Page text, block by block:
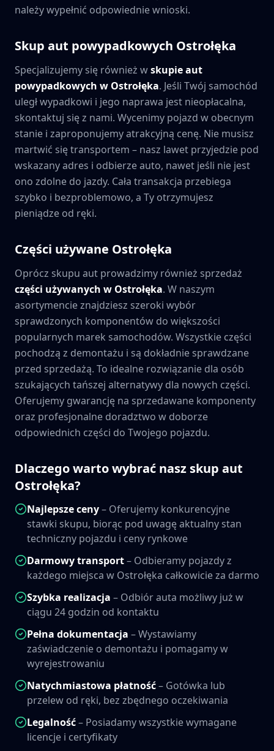
należy wypełnić odpowiednie wnioski.
Skup aut powypadkowych Ostrołęka
Specjalizujemy się również wskupie aut
powypadkowych w Ostrołęka. Jeśli Twój samochód
uległ wypadkowi i jego naprawa jest nieopłacalna,
skontaktuj się z nami. Wycenimy pojazd w obecnym
stanie i zaproponujemy atrakcyjną cenę. Nie musisz
martwić się transportem – nasz lawet przyjedzie pod
wskazany adres i odbierze auto, nawet jeśli nie jest
ono zdolne do jazdy. Cała transakcja przebiega
szybko i bezproblemowo, a Ty otrzymujesz
pieniądze od ręki.
Części używane Ostrołęka
Oprócz skupu aut prowadzimy również sprzedaż
części używanych w Ostrołęka. W naszym
asortymencie znajdziesz szeroki wybór
sprawdzonych komponentów do większości
popularnych marek samochodów. Wszystkie części
pochodzą z demontażu i są dokładnie sprawdzane
przed sprzedażą. To idealne rozwiązanie dla osób
szukających tańszej alternatywy dla nowych części.
Oferujemy gwarancję na sprzedawane komponenty
oraz profesjonalne doradztwo w doborze
odpowiednich części do Twojego pojazdu.
Dlaczego warto wybrać nasz skup aut
Ostrołęka?
Najlepsze ceny– Oferujemy konkurencyjne
stawki skupu, biorąc pod uwagę aktualny stan
techniczny pojazdu i ceny rynkowe
Darmowy transport– Odbieramy pojazdy z
każdego miejsca w Ostrołęka całkowicie za darmo
Szybka realizacja – Odbiór auta możliwy już w
ciągu 24 godzin od kontaktu
Pełna dokumentacja – Wystawiamy
zaświadczenie o demontażu i pomagamy w
wyrejestrowaniu
Natychmiastowa płatność– Gotówka lub
przelew od ręki, bez zbędnego oczekiwania
Legalność– Posiadamy wszystkie wymagane
licencje i certyfikaty